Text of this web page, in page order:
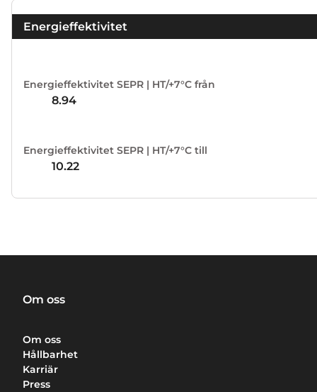
Energieffektivitet
Energieffektivitet SEPR | HT/+7°C från
8.94
Energieffektivitet SEPR | HT/+7°C till
10.22
Om oss
Om oss
Hållbarhet
Karriär
Press